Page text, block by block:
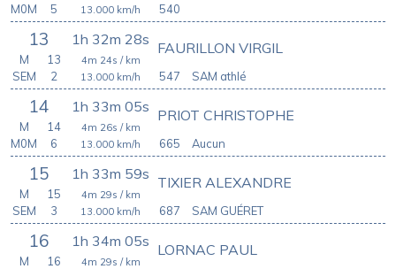
540
13.000 km/h
M0M
5
13 1h 32m 28s
547
FAURILLON VIRGIL
4m 24s / km
13.000 km/h
M
13
SEM
2 SAM athlé
14 1h 33m 05s
665
PRIOT CHRISTOPHE
4m 26s / km
13.000 km/h
M
14
M0M
6 Aucun
15 1h 33m 59s
687
TIXIER ALEXANDRE
4m 29s / km
13.000 km/h
M
15
SEM
3 SAM GUÉRET
16 1h 34m 05s LORNAC PAUL
4m 29s / km
M
16